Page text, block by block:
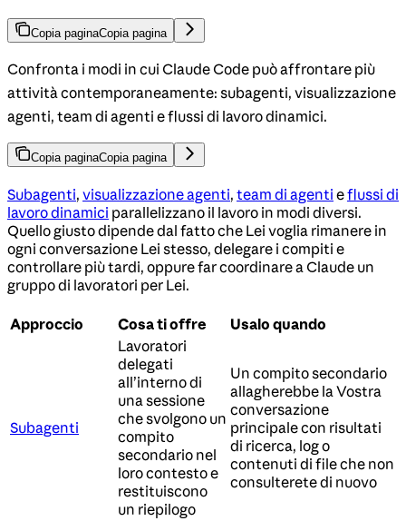
Copia paginaCopia pagina
Confronta i modi in cui Claude Code può affrontare più
attività contemporaneamente: subagenti, visualizzazione
agenti, team di agenti e flussi di lavoro dinamici.
Copia paginaCopia pagina
Subagenti, visualizzazione agenti, team di agenti eflussi di
lavoro dinamici parallelizzano il lavoro in modi diversi.
Quello giusto dipende dal fatto che Lei voglia rimanere in
ogni conversazione Lei stesso, delegare i compiti e
controllare più tardi, oppure far coordinare a Claude un
gruppo di lavoratori per Lei.
Approccio Cosa ti offre Usalo quando
Subagenti
Lavoratori
delegati
all’interno di
una sessione
che svolgono un
compito
secondario nel
loro contesto e
restituiscono
un riepilogo
Un compito secondario
allagherebbe la Vostra
conversazione
principale con risultati
di ricerca, log o
contenuti di file che non
consulterete di nuovo